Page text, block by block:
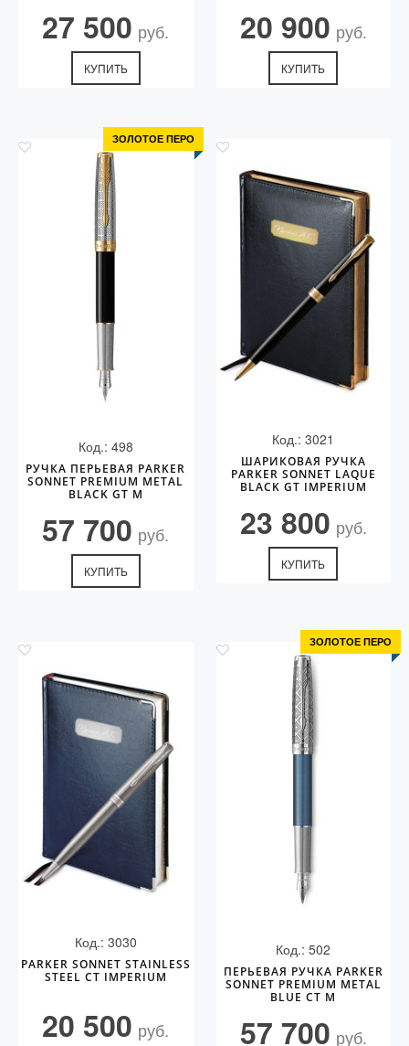
27 500 руб.
КУПИТЬ
20 900 руб.
КУПИТЬ
ЗОЛОТОЕ ПЕРО
Код.: 498
РУЧКА ПЕРЬЕВАЯ PARKER
SONNET PREMIUM METAL
BLACK GT M
57 700 руб.
КУПИТЬ
Код.: 3021
ШАРИКОВАЯ РУЧКА
PARKER SONNET LAQUE
BLACK GT IMPERIUM
23 800 руб.
КУПИТЬ
Код.: 3030
PARKER SONNET STAINLESS
STEEL CT IMPERIUM
20 500 руб.
ЗОЛОТОЕ ПЕРО
Код.: 502
ПЕРЬЕВАЯ РУЧКА PARKER
SONNET PREMIUM METAL
BLUE CT M
57 700 руб.